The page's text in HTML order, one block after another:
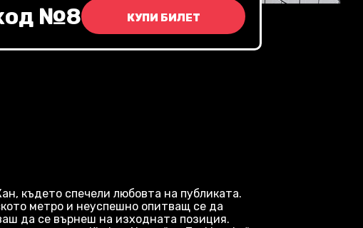
№8 КУПИ БИЛЕТ
където спечели любовта на публиката.
метро и неуспешно опитващ се да
да се върнеш на изходната позиция.